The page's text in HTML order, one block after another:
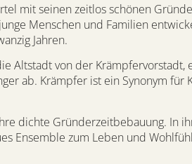
mit seinen zeitlos schönen
Menschen und Familien
Jahren.
Altstadt von der
ab. Krämpfer ist ein Synonym
dichte Gründerzeitbebauung. In
Ensemble zum Leben und